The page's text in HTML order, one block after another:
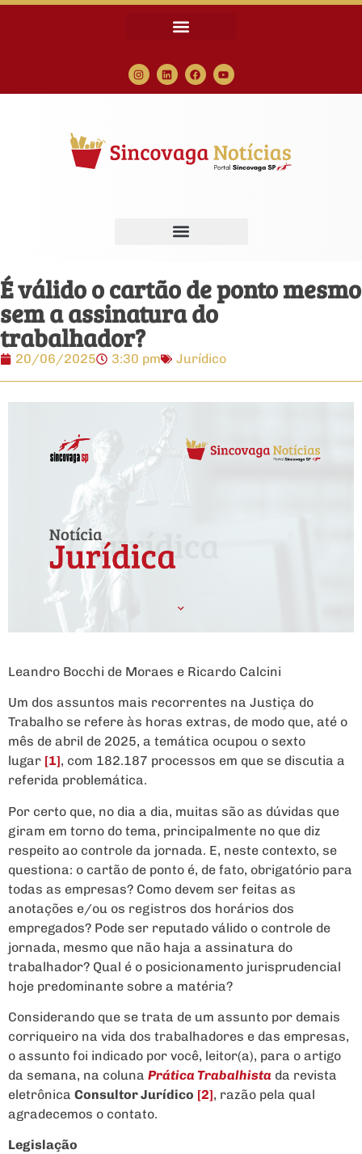
É válido o cartão de ponto mesmo
sem a assinatura do
trabalhador?
20/06/2025 3:30 pm Jurídico
Leandro Bocchi de Moraes e Ricardo Calcini
Um dos assuntos mais recorrentes na Justiça do
Trabalho se refere às horas extras, de modo que, até o
mês de abril de 2025, a temática ocupou o sexto
lugar [1], com 182.187 processos em que se discutia a
referida problemática.
Por certo que, no dia a dia, muitas são as dúvidas que
giram em torno do tema, principalmente no que diz
respeito ao controle da jornada. E, neste contexto, se
questiona: o cartão de ponto é, de fato, obrigatório para
todas as empresas? Como devem ser feitas as
anotações e/ou os registros dos horários dos
empregados? Pode ser reputado válido o controle de
jornada, mesmo que não haja a assinatura do
trabalhador? Qual é o posicionamento jurisprudencial
hoje predominante sobre a matéria?
Considerando que se trata de um assunto por demais
corriqueiro na vida dos trabalhadores e das empresas,
o assunto foi indicado por você, leitor(a), para o artigo
da semana, na coluna Prática Trabalhista da revista
eletrônica Consultor Jurídico [2], razão pela qual
agradecemos o contato.
Legislação